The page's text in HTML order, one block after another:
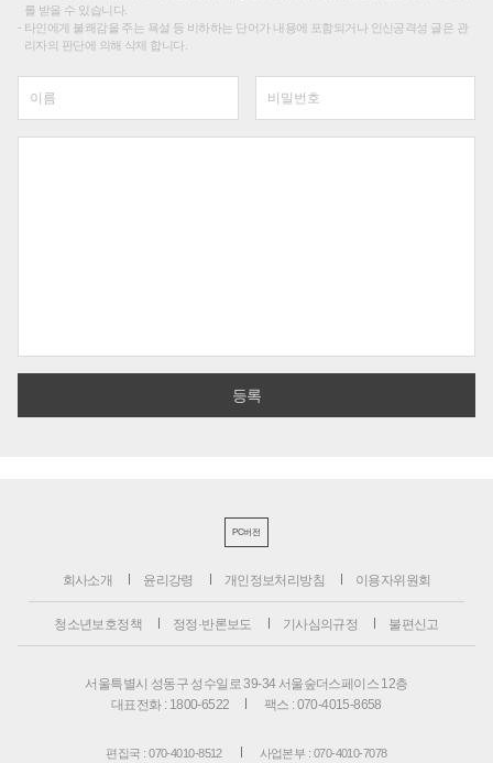
를 받을 수 있습니다.
타인에게 불쾌감을 주는 욕설 등 비하하는 단어가 내용에 포함되거나 인신공격성 글은 관
리자의 판단에 의해 삭제 합니다.
PC버전
회사소개 윤리강령 개인정보처리방침 이용자위원회
청소년보호정책 정정·반론보도 기사심의규정 불편신고
서울특별시 성동구 성수일로 39-34 서울숲더스페이스 12층
대표전화 : 1800-6522
팩스 : 070-4015-8658
편집국 : 070-4010-8512 사업본부 : 070-4010-7078